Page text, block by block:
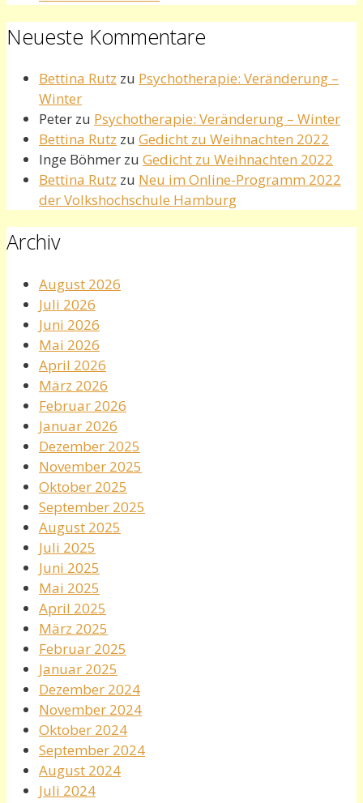
Neueste Kommentare
Bettina Rutz zu Psychotherapie: Veränderung –
Winter
Peter zu Psychotherapie: Veränderung – Winter
Bettina Rutz zu Gedicht zu Weihnachten 2022
Inge Böhmer zu Gedicht zu Weihnachten 2022
Bettina Rutz zu Neu im Online-Programm 2022
der Volkshochschule Hamburg
Archiv
August 2026
Juli 2026
Juni 2026
Mai 2026
April 2026
März 2026
Februar 2026
Januar 2026
Dezember 2025
November 2025
Oktober 2025
September 2025
August 2025
Juli 2025
Juni 2025
Mai 2025
April 2025
März 2025
Februar 2025
Januar 2025
Dezember 2024
November 2024
Oktober 2024
September 2024
August 2024
Juli 2024